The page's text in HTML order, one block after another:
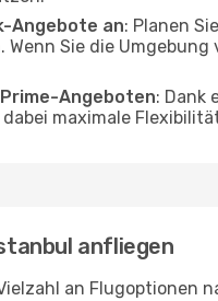
Angebote an: Planen
Wenn Sie die
Angeboten: Dank
maximale
anfliegen
an Flugoptionen